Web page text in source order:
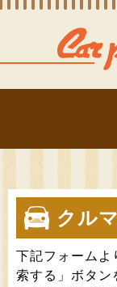
クル
下記フォームよ
索する」ボタン